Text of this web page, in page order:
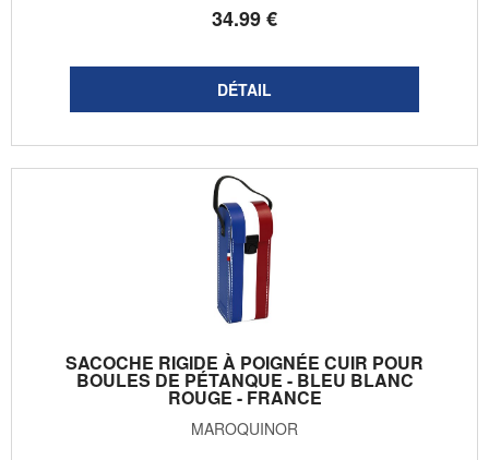
34.99€
SACOCHE RIGIDE À POIGNÉE CUIR POUR
BOULES DE PÉTANQUE - BLEU BLANC
ROUGE - FRANCE
MAROQUINOR